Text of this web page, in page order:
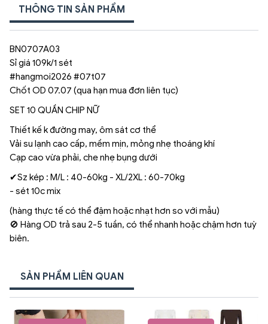
THÔNG TIN SẢN PHẨM
BN0707A03
Sỉ giá 109k/1 sét
#hangmoi2026 #07t07
Chốt OD 07.07 (qua hạn mua đơn liên tục)
SET 10 QUẦN CHIP NỮ
Thiết kế k đường may, ôm sát cơ thể
Vải su lạnh cao cấp, mềm mịn, mỏng nhẹ thoáng khí
Cạp cao vừa phải, che nhẹ bụng dưới
✔Sz kép : M/L : 40-60kg - XL/2XL : 60-70kg
- sét 10c mix
(hàng thực tế có thể đậm hoặc nhạt hơn so với mẫu)
🚫 Hàng OD trả sau 2-5 tuần, có thể nhanh hoặc chậm hơn tuỳ
biên.
SẢN PHẨM LIÊN QUAN